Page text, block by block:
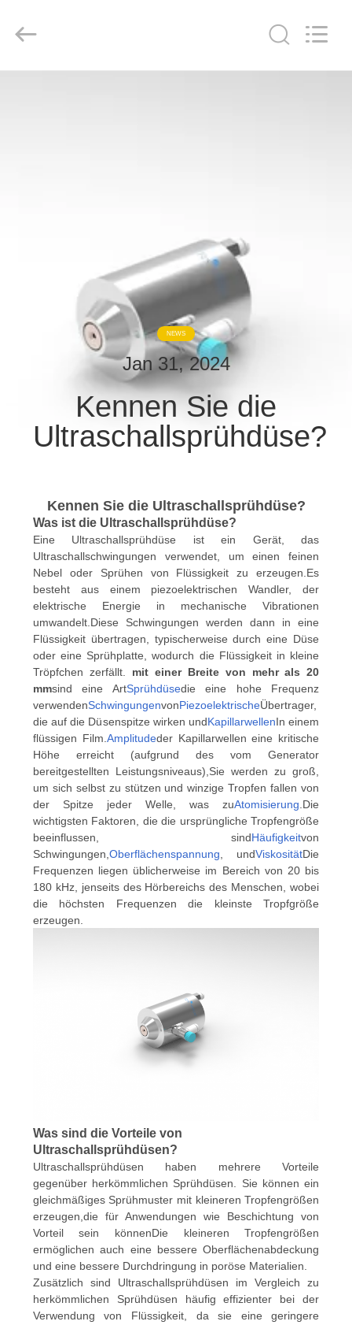
AUSFLUG
QUALITÄTSKONTROLLE
MIT
VERBINDUNG
NACHRICHTEN
FÄLLE
SITEMAP
DATENSCHUTZRICHTLINIE
Ltd..
NEWS
Jan 31, 2024
Kennen Sie die
Ultraschallsprühdüse?
Kennen Sie die Ultraschallsprühdüse?
Was ist die Ultraschallsprühdüse?
Eine Ultraschallsprühdüse ist ein Gerät, das
Ultraschallschwingungen verwendet, um einen feinen
Nebel oder Sprühen von Flüssigkeit zu erzeugen.Es
besteht aus einem piezoelektrischen Wandler, der
elektrische Energie in mechanische Vibrationen
umwandelt.Diese Schwingungen werden dann in eine
Flüssigkeit übertragen, typischerweise durch eine Düse
oder eine Sprühplatte, wodurch die Flüssigkeit in kleine
Tröpfchen zerfällt.
mit einer Breite von mehr als 20
mmsind eine ArtSprühdüsedie eine hohe Frequenz
verwendenSchwingungenvonPiezoelektrischeÜbertrager,
die auf die Düsenspitze wirken undKapillarwellenIn einem
flüssigen Film.Amplitudeder Kapillarwellen eine kritische
Höhe erreicht (aufgrund des vom Generator
bereitgestellten Leistungsniveaus),Sie werden zu groß,
um sich selbst zu stützen und winzige Tropfen fallen von
der Spitze jeder Welle, was zuAtomisierung.Die
wichtigsten Faktoren, die die ursprüngliche Tropfengröße
beeinflussen, sindHäufigkeitvon
Schwingungen,Oberflächenspannung, undViskositätDie
Frequenzen liegen üblicherweise im Bereich von 20 bis
180 kHz, jenseits des Hörbereichs des Menschen, wobei
die höchsten Frequenzen die kleinste Tropfgröße
erzeugen.
Was sind die Vorteile von
Ultraschallsprühdüsen?
Ultraschallsprühdüsen haben mehrere Vorteile
gegenüber herkömmlichen Sprühdüsen. Sie können ein
gleichmäßiges Sprühmuster mit kleineren Tropfengrößen
erzeugen,die für Anwendungen wie Beschichtung von
Vorteil sein könnenDie kleineren Tropfengrößen
ermöglichen auch eine bessere Oberflächenabdeckung
und eine bessere Durchdringung in poröse Materialien.
Zusätzlich sind Ultraschallsprühdüsen im Vergleich zu
herkömmlichen Sprühdüsen häufig effizienter bei der
Verwendung von Flüssigkeit, da sie eine geringere